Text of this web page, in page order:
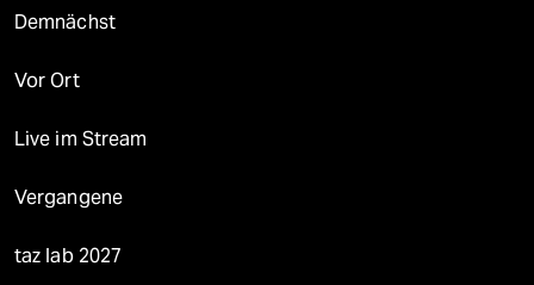
Demnächst
Vor Ort
Live im Stream
Vergangene
taz lab 2027